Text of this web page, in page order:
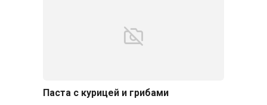
Паста с курицей и грибами